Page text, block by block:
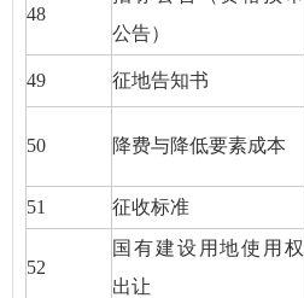
48
公告）
49 征地告知书
50 降费与降低要素成本
51 征收标准
52
国有建设用地使用权
出让